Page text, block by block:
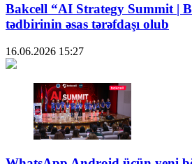
Bakcell “AI Strategy Summit |
tədbirinin əsas tərəfdaşı olub
16.06.2026 15:27